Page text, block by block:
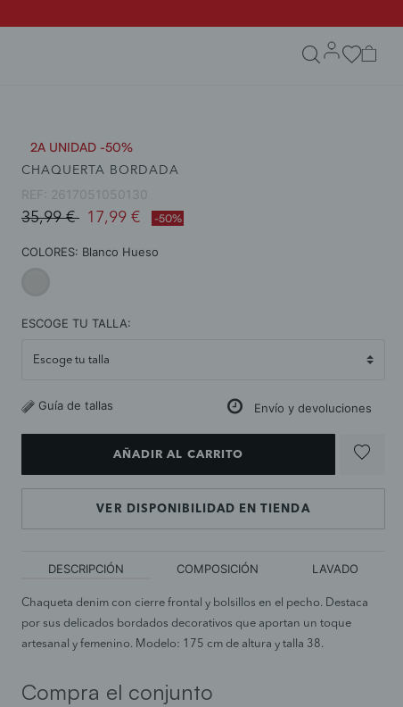
2A UNIDAD -50%
CHAQUERTA BORDADA
REF: 2617051050130
Price reduced from
35,99 €to17,99 € -50%
COLORES: Blanco Hueso
ESCOGE TU TALLA:
Guía de tallas Envío y devoluciones
AÑADIR AL CARRITO
VER DISPONIBILIDAD EN TIENDA
DESCRIPCIÓN COMPOSICIÓN LAVADO
Chaqueta denim con cierre frontal y bolsillos en el pecho. Destaca
por sus delicados bordados decorativos que aportan un toque
artesanal y femenino. Modelo: 175 cm de altura y talla 38.
Compra el conjunto